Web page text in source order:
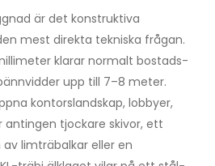
är det konstruktiva
mest direkta tekniska frågan.
klarar normalt bostads-
upp till 7–8 meter.
kontorslandskap, lobbyer,
antingen tjockare skivor, ett
limträbalkar eller en